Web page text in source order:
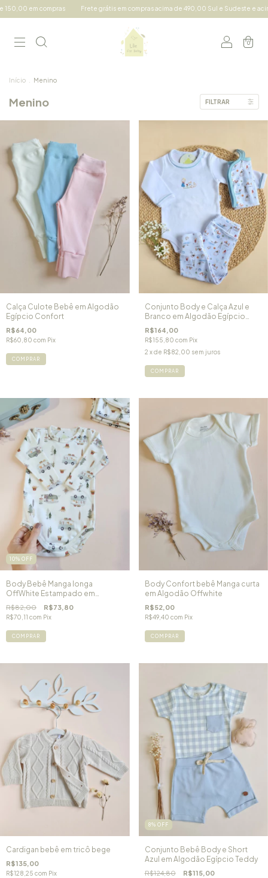
Frete grátis em compras acima de 490,00 Sul e Sudeste e acima de 690,00
0
Início Menino
Menino FILTRAR
Calça Culote Bebê em Algodão
Egípcio Confort
R$64,00
R$60,80 com Pix
COMPRAR
Conjunto Body e Calça Azul e
Branco em Algodão Egípcio
Pequeno Príncipe
R$164,00
R$155,80 com Pix
2 x de R$82,00 sem juros
COMPRAR
10% OFF
Body Bebê Manga longa
OffWhite Estampado em
Algodão Egípcio Pequeno
Aventureiro
R$82,00 R$73,80
R$70,11 com Pix
COMPRAR
Body Confort bebê Manga curta
em Algodão Offwhite
R$52,00
R$49,40 com Pix
COMPRAR
Cardigan bebê em tricô bege
R$135,00
R$128,25 com Pix
8% OFF
Conjunto Bebê Body e Short
Azul em Algodão Egípcio Teddy
R$124,80 R$115,00